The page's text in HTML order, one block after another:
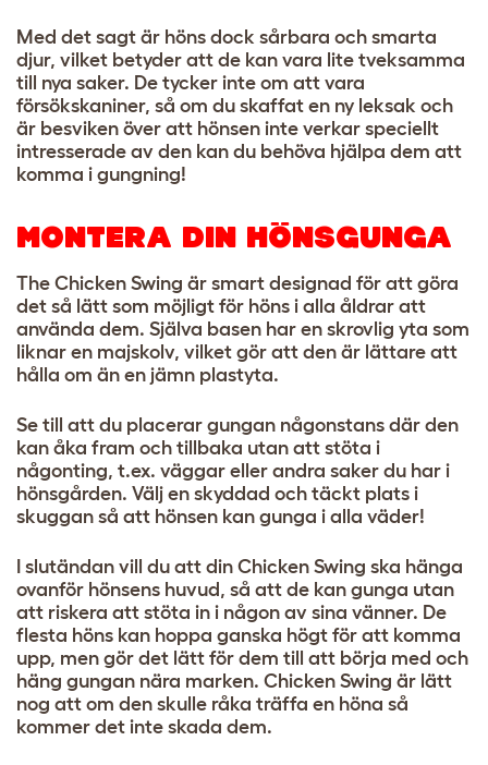
Med det sagt är höns dock sårbara och smarta
djur, vilket betyder att de kan vara lite tveksamma
till nya saker. De tycker inte om att vara
försökskaniner, så om du skaffat en ny leksak och
är besviken över att hönsen inte verkar speciellt
intresserade av den kan du behöva hjälpa dem att
komma i gungning!
MONTERA DIN HÖNSGUNGA
The Chicken Swing är smart designad för att göra
det så lätt som möjligt för höns i alla åldrar att
använda dem. Själva basen har en skrovlig yta som
liknar en majskolv, vilket gör att den är lättare att
hålla om än en jämn plastyta.
Se till att du placerar gungan någonstans där den
kan åka fram och tillbaka utan att stöta i
någonting, t.ex. väggar eller andra saker du har i
hönsgården. Välj en skyddad och täckt plats i
skuggan så att hönsen kan gunga i alla väder!
I slutändan vill du att din Chicken Swing ska hänga
ovanför hönsens huvud, så att de kan gunga utan
att riskera att stöta in i någon av sina vänner. De
flesta höns kan hoppa ganska högt för att komma
upp, men gör det lätt för dem till att börja med och
häng gungan nära marken. Chicken Swing är lätt
nog att om den skulle råka träffa en höna så
kommer det inte skada dem.